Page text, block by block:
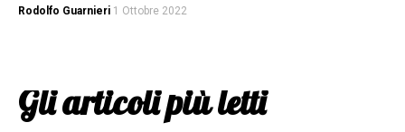
Rodolfo Guarnieri 1 Ottobre 2022
Gli articoli più letti